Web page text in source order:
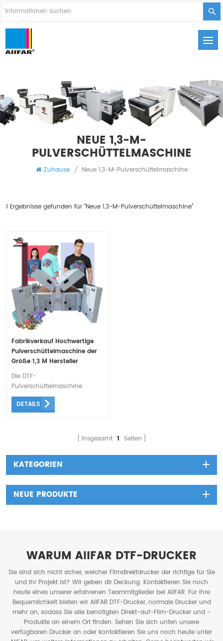
NEUE 1,3-M-
PULVERSCHÜTTELMASCHINE
Zuhause / Neue 1,3-M-Pulverschüttelmaschine
1 Ergebnisse gefunden für "Neue 1,3-M-Pulverschüttelmaschine"
Fabrikverkauf Hochwertige
Pulverschüttelmaschine der
Größe 1,3 M Hersteller
Die DTF-
Pulverschüttelmaschine
übernimmt einen intelligenten
automatischen Betrieb, nur
DETAILS
Insgesamt 1 Seiten
KATEGORIEN
NEUE PRODUKTE
WARUM AIIFAR DTF-DRUCKER
Sie sind sich nicht sicher, welcher Filmdirektdrucker der richtige für Sie
und Ihr Projekt ist? Wir geben dir Deckung. Kontaktieren Sie noch
heute eines unserer erfahrenen Teammitglieder bei AIIFAR. Für Ihre
Bequemlichkeit bieten wir AIIFAR DTF-Drucker, normale Drucker und
mehr an, sodass Sie alle benötigten Direkt-auf-Film-Drucker und -
Produkte an einem Ort finden. Sehen Sie sich unten unsere
verfügbaren Drucker an oder kontaktieren Sie uns noch heute unter